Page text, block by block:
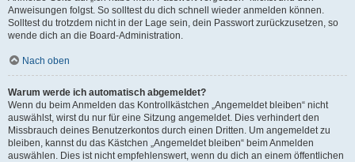
Anweisungen folgst. So solltest du dich schnell wieder anmelden können.
Solltest du trotzdem nicht in der Lage sein, dein Passwort zurückzusetzen, so
wende dich an die Board-Administration.
Nach oben
Warum werde ich automatisch abgemeldet?
Wenn du beim Anmelden das Kontrollkästchen „Angemeldet bleiben“ nicht
auswählst, wirst du nur für eine Sitzung angemeldet. Dies verhindert den
Missbrauch deines Benutzerkontos durch einen Dritten. Um angemeldet zu
bleiben, kannst du das Kästchen „Angemeldet bleiben“ beim Anmelden
auswählen. Dies ist nicht empfehlenswert, wenn du dich an einem öffentlichen